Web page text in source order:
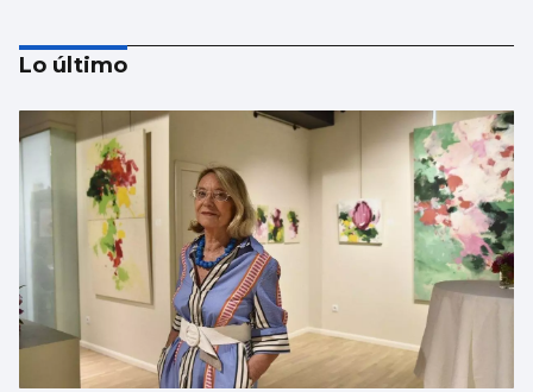
BALONCESTO
Sandra Martínez guía a España a
semifinales
Lo último